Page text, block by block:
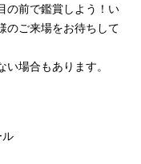
の前で鑑賞しよう！い
のご来場をお待ちして
場合もあります。
ル